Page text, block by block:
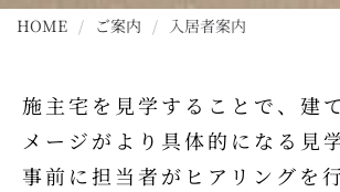
HOME / ご案内 / 入居者案内
施主宅を見学することで、建
メージがより具体的になる見
事前に担当者がヒアリングを